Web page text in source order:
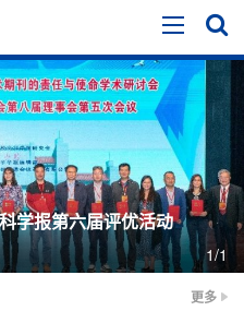
学报第六届评优活动
1/1
更多